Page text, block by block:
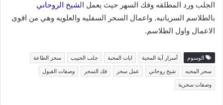
الجلب ورد المطلقه وفك السهر حيث يعمل الشيخ الروحاني
بالطلاسم السريانيه. واعمال السحر السفليه والعلويه وهي من اقوى
الاعمال واول الطلاسم.
الوسوم أسرار آية المحبة ايات المحبة جلب الحبيب
سحر الطاعة
سحر المحبه
شيخ روحاني عمل سحر فك السحر
وصفات القبول
وصفات سحرية